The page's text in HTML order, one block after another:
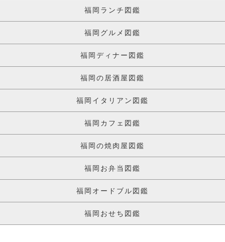
福岡ランチ図鑑
福岡グルメ図鑑
福岡ディナー図鑑
福岡の居酒屋図鑑
福岡イタリアン図鑑
福岡カフェ図鑑
福岡の焼肉屋図鑑
福岡お弁当図鑑
福岡オードブル図鑑
福岡おせち図鑑